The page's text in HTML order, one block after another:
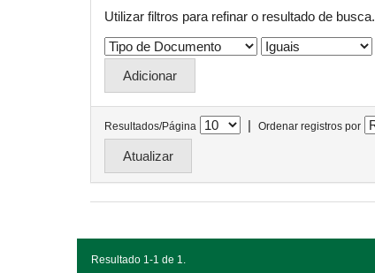
Utilizar filtros para refinar o resultado de busca.
Resultados/Página | Ordenar registros por
Resultado 1-1 de 1.